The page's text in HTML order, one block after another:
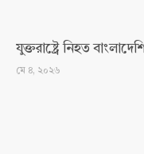
যুক্তরাষ্ট্রে নিহত
মে ৪, ২০২৬